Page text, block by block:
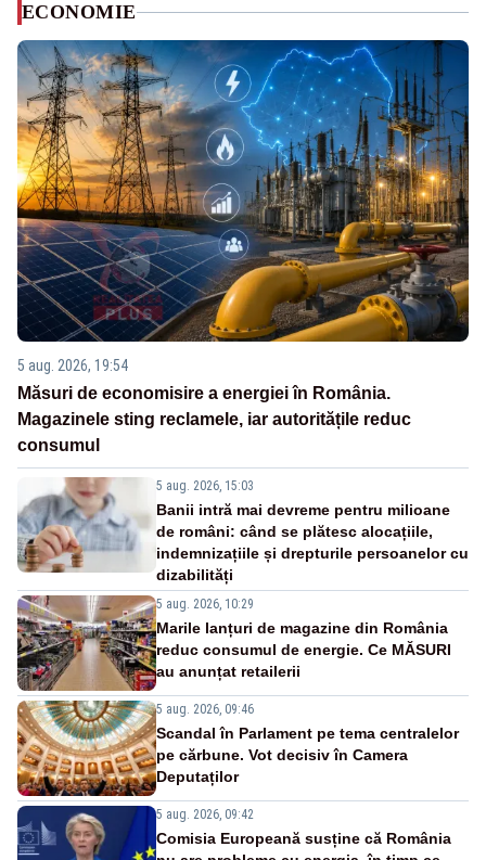
ECONOMIE
5 aug. 2026, 19:54
Măsuri de economisire a energiei în România.
Magazinele sting reclamele, iar autoritățile reduc
consumul
5 aug. 2026, 15:03
Banii intră mai devreme pentru milioane
de români: când se plătesc alocațiile,
indemnizațiile și drepturile persoanelor cu
dizabilități
5 aug. 2026, 10:29
Marile lanțuri de magazine din România
reduc consumul de energie. Ce MĂSURI
au anunțat retailerii
5 aug. 2026, 09:46
Scandal în Parlament pe tema centralelor
pe cărbune. Vot decisiv în Camera
Deputaților
5 aug. 2026, 09:42
Comisia Europeană susține că România